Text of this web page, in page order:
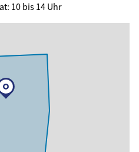
10 bis 14 Uhr